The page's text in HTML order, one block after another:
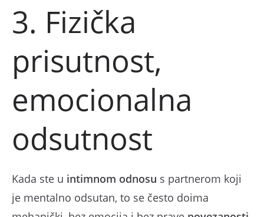
3. Fizička
prisutnost,
emocionalna
odsutnost
Kada ste u intimnom odnosu s partnerom koji
je mentalno odsutan, to se često doima